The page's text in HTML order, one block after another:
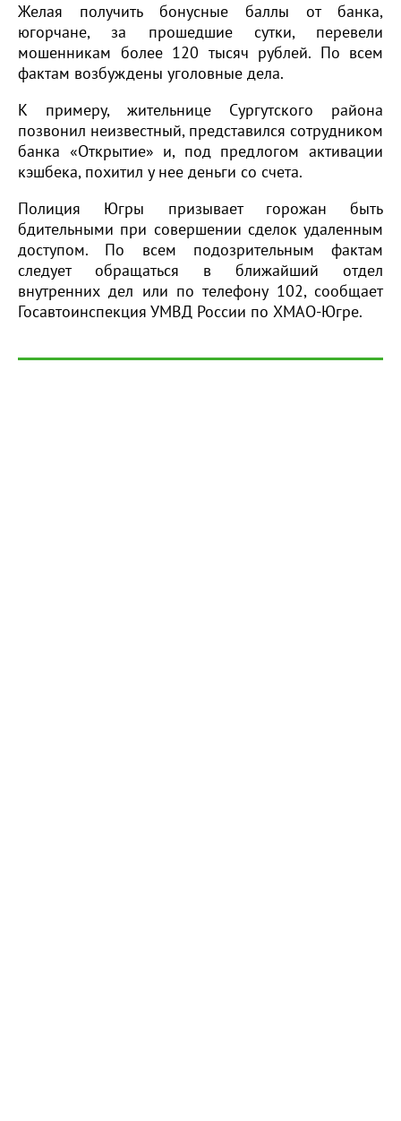
Желая получить бонусные баллы от банка,
югорчане, за прошедшие сутки, перевели
мошенникам более 120 тысяч рублей. По всем
фактам возбуждены уголовные дела.
К примеру, жительнице Сургутского района
позвонил неизвестный, представился сотрудником
банка «Открытие» и, под предлогом активации
кэшбека, похитил у нее деньги со счета.
Полиция Югры призывает горожан быть
бдительными при совершении сделок удаленным
доступом. По всем подозрительным фактам
следует обращаться в ближайший отдел
внутренних дел или по телефону 102, сообщает
Госавтоинспекция УМВД России по ХМАО-Югре.